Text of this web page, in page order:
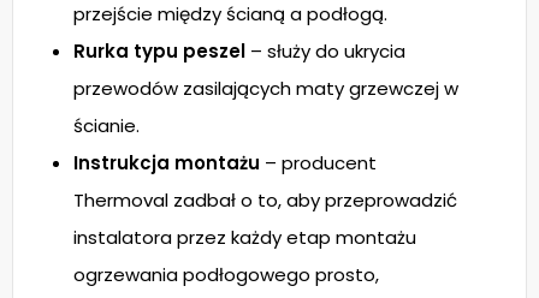
przejście między ścianą a podłogą.
Rurka typu peszel – służy do ukrycia
przewodów zasilających maty grzewczej w
ścianie.
Instrukcja montażu – producent
Thermoval zadbał o to, aby przeprowadzić
instalatora przez każdy etap montażu
ogrzewania podłogowego prosto,